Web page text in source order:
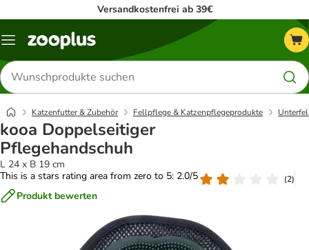
Versandkostenfrei ab 39€
Menü
Produkte
suchen
Katzenfutter & Zubehör Fellpflege & Katzenpflegeprodukte
kooa Doppelseitiger
Pflegehandschuh
L 24 x B 19 cm
This is a stars rating area from zero to 5: 2.0/5
(2)
Produkt bewerten